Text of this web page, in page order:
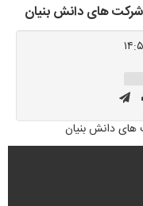
های دانش بنیان
دانش بنیان